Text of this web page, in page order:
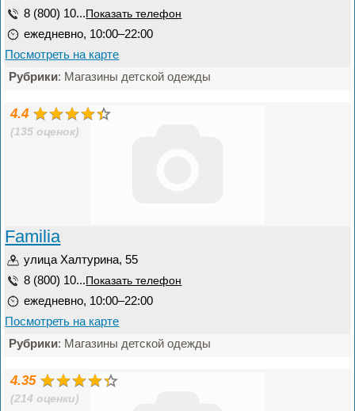
8 (800) 10... Показать телефон
ежедневно, 10:00–22:00
Посмотреть на карте
Рубрики: Магазины детской одежды
4.4
(135 оценок)
Familia
улица Халтурина, 55
8 (800) 10... Показать телефон
ежедневно, 10:00–22:00
Посмотреть на карте
Рубрики: Магазины детской одежды
4.35
(214 оценки)